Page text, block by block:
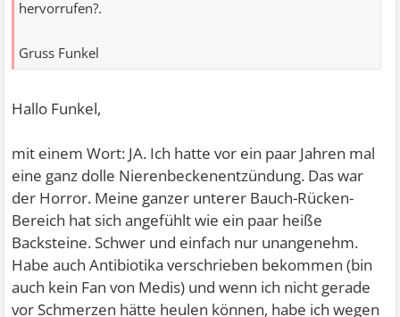
hervorrufen?.
Gruss Funkel
Hallo Funkel,
mit einem Wort: JA. Ich hatte vor ein paar Jahren mal
eine ganz dolle Nierenbeckenentzündung. Das war
der Horror. Meine ganzer unterer Bauch-Rücken-
Bereich hat sich angefühlt wie ein paar heiße
Backsteine. Schwer und einfach nur unangenehm.
Habe auch Antibiotika verschrieben bekommen (bin
auch kein Fan von Medis) und wenn ich nicht gerade
vor Schmerzen hätte heulen können, habe ich wegen